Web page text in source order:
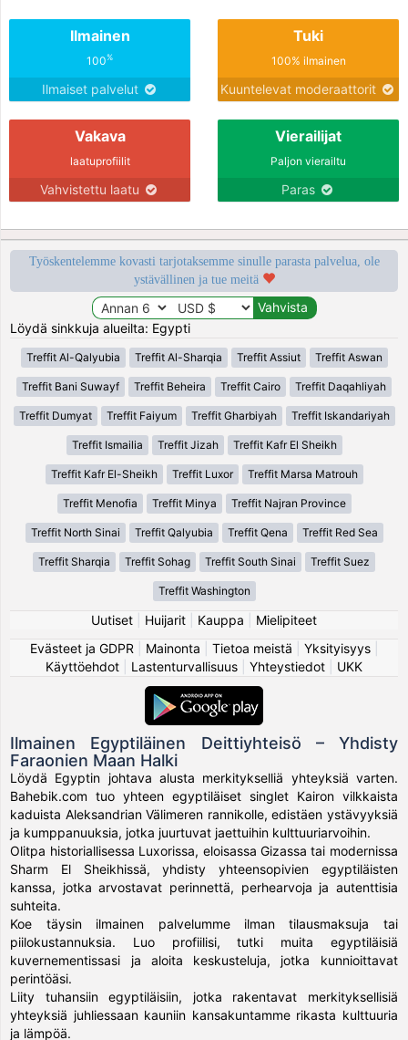
Ilmainen
100%
Ilmaiset palvelut
Tuki
100% ilmainen
Kuuntelevat moderaattorit
Vakava
laatuprofiilit
Vahvistettu laatu
Vierailijat
Paljon vierailtu
Paras
Työskentelemme kovasti tarjotaksemme sinulle parasta palvelua, ole
ystävällinen ja tue meitä
Löydä sinkkuja alueilta: Egypti
Treffit Al-Qalyubia Treffit Al-Sharqia Treffit Assiut Treffit Aswan
Treffit Bani Suwayf Treffit Beheira Treffit Cairo Treffit Daqahliyah
Treffit Dumyat Treffit Faiyum Treffit Gharbiyah Treffit Iskandariyah
Treffit Ismailia Treffit Jizah Treffit Kafr El Sheikh
Treffit Kafr El-Sheikh Treffit Luxor Treffit Marsa Matrouh
Treffit Menofia Treffit Minya Treffit Najran Province
Treffit North Sinai Treffit Qalyubia Treffit Qena Treffit Red Sea
Treffit Sharqia Treffit Sohag Treffit South Sinai Treffit Suez
Treffit Washington
Uutiset Huijarit Kauppa
Mielipiteet
Evästeet ja GDPR
Mainonta Tietoa meistä Yksityisyys|
Käyttöehdot
Lastenturvallisuus Yhteystiedot UKK
Ilmainen Egyptiläinen Deittiyhteisö – Yhdisty
Faraonien Maan Halki
Löydä Egyptin johtava alusta merkitykselliä yhteyksiä varten.
Bahebik.com tuo yhteen egyptiläiset singlet Kairon vilkkaista
kaduista Aleksandrian Välimeren rannikolle, edistäen ystävyyksiä
ja kumppanuuksia, jotka juurtuvat jaettuihin kulttuuriarvoihin.
Olitpa historiallisessa Luxorissa, eloisassa Gizassa tai modernissa
Sharm El Sheikhissä, yhdisty yhteensopivien egyptiläisten
kanssa, jotka arvostavat perinnettä, perhearvoja ja autenttisia
suhteita.
Koe täysin ilmainen palvelumme ilman tilausmaksuja tai
piilokustannuksia. Luo profiilisi, tutki muita egyptiläisiä
kuvernementissasi ja aloita keskusteluja, jotka kunnioittavat
perintöäsi.
Liity tuhansiin egyptiläisiin, jotka rakentavat merkityksellisiä
yhteyksiä juhliessaan kauniin kansakuntamme rikasta kulttuuria
ja lämpöä.